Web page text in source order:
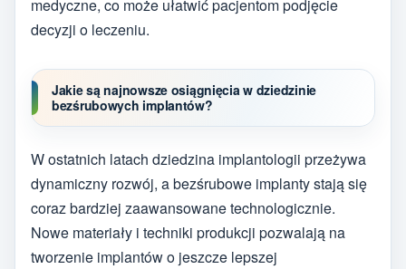
medyczne, co może ułatwić pacjentom podjęcie
decyzji o leczeniu.
Jakie są najnowsze osiągnięcia w dziedzinie
bezśrubowych implantów?
W ostatnich latach dziedzina implantologii przeżywa
dynamiczny rozwój, a bezśrubowe implanty stają się
coraz bardziej zaawansowane technologicznie.
Nowe materiały i techniki produkcji pozwalają na
tworzenie implantów o jeszcze lepszej